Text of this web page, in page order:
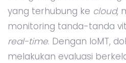
yang terhubung ke cloud,
monitoring tanda-tanda
real-time. Dengan IoMT,
melakukan evaluasi